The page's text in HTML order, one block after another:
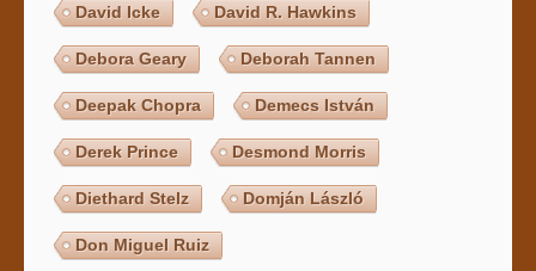
David Icke David R. Hawkins
Debora Geary Deborah Tannen
Deepak Chopra Demecs István
Derek Prince Desmond Morris
Diethard Stelz Domján László
Don Miguel Ruiz